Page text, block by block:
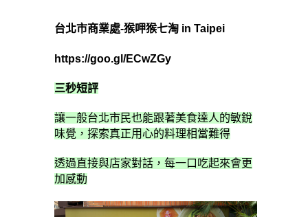
台北市商業處-猴呷猴七淘 in Taipei
https://goo.gl/ECwZGy
三秒短評
讓一般台北市民也能跟著美食達人的敏銳
味覺，探索真正用心的料理相當難得
透過直接與店家對話，每一口吃起來會更
加感動